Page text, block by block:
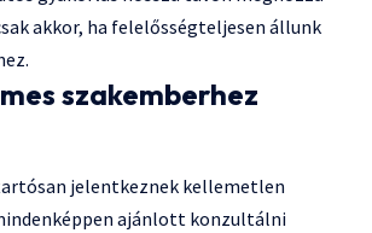
akkor, ha felelősségteljesen állunk
szakemberhez
jelentkeznek kellemetlen
ajánlott konzultálni